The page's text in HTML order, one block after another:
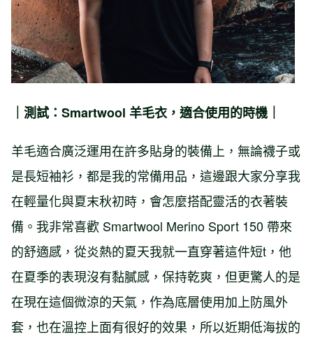
｜測試：Smartwool 羊毛衣，適合使用的時機｜
羊毛適合廣泛運用在許多貼身的裝備上，無論襪子或
是長短袖衫，都是我的常備用品，這邊跟大家分享我
在輕量化與夏末秋初時，會怎麼搭配靈活的衣著裝
備。我非常喜歡 Smartwool Merino Sport 150 帶來
的舒適感，從炎熱的夏天我就一直穿著這件短t，他
在夏季的表現沒有黏膩感，保持乾爽，但更驚人的是
在現在這個微涼的天氣，作為底層使用加上防風外
套，也在溫控上面有很好的效果，所以近期低海拔的